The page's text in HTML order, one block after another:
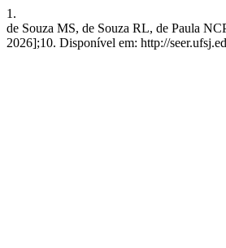
1.
de Souza MS, de Souza RL, de Paula
2026];10. Disponível em: http://